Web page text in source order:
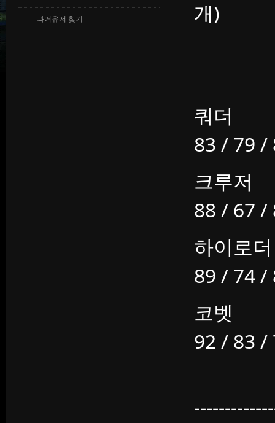
과거유저 찾기
개)
쿼더
83 / 79 /
크루저
88 / 67 /
하이로더
89 / 74 /
코벳
92 / 83 /